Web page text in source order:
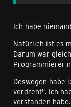
Ich habe
Natürlich ist es
Darum war
Programmierer
Deswegen habe
verdreht". Ich
verstanden habe.